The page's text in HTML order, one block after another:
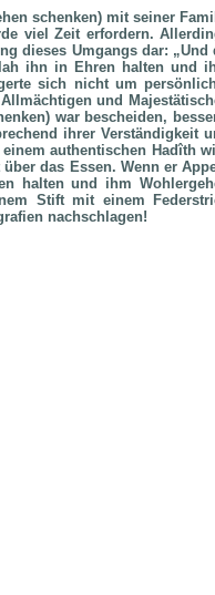
schenken) mit seiner
viel Zeit erfordern.
dieses Umgangs dar: „Und
ihn in Ehren halten und
sich nicht um
und
war bescheiden,
ihrer Verständigkeit
authentischen Hadîth
das Essen. Wenn er
halten und ihm
Stift mit einem
nachschlagen!